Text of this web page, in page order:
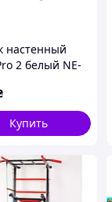
настенный
2 белый NE-
Купить